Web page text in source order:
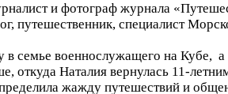
и фотограф журнала
путешественник, специалист
в семье военнослужащего на Кубе,
откуда Наталия вернулась 11-
жажду путешествий и